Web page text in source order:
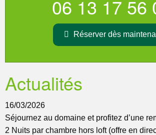
06 13 17 56
Réserver dès
Actualités
16/03/2026
Séjournez au domaine et profitez d’une
2 Nuits par chambre hors loft (offre en